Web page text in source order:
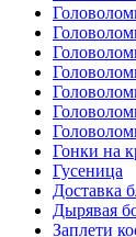
Гонки на
Гусеница
Доставка
Дырявая
Заплети